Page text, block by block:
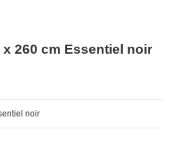
260 cm Essentiel noir
noir